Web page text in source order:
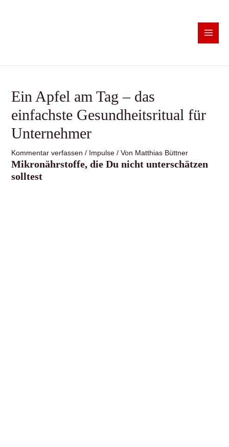
Ein Apfel am Tag – das
einfachste Gesundheitsritual für
Unternehmer
Kommentar verfassen / Impulse/ Von Matthias Büttner
Mikronährstoffe, die Du nicht unterschätzen
solltest